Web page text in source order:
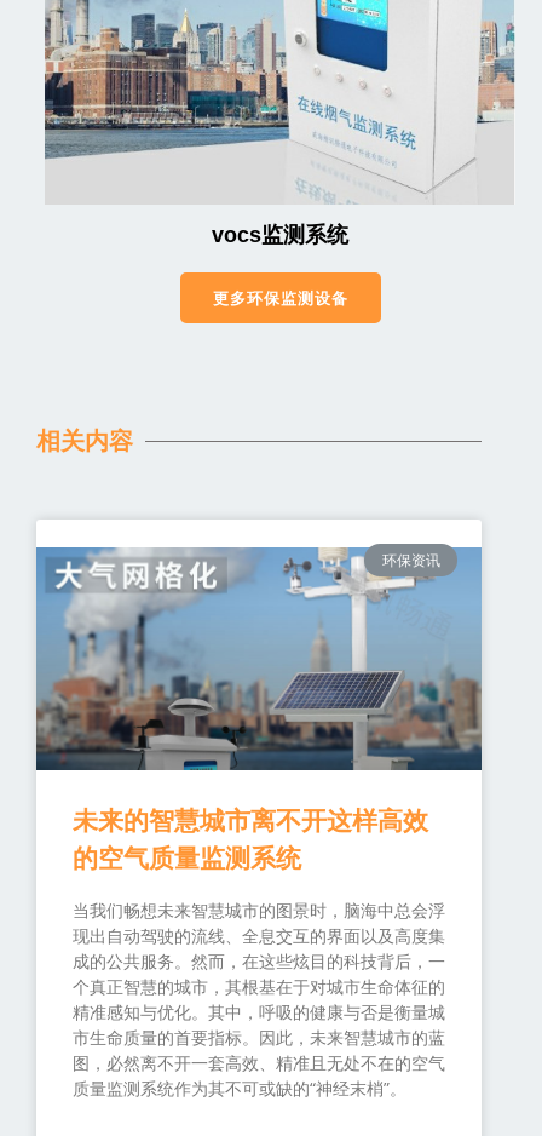
vocs监测系统
更多环保监测设备
相关内容
环保资讯
未来的智慧城市离不开这样高效
的空气质量监测系统
当我们畅想未来智慧城市的图景时，脑海中总会浮
现出自动驾驶的流线、全息交互的界面以及高度集
成的公共服务。然而，在这些炫目的科技背后，一
个真正智慧的城市，其根基在于对城市生命体征的
精准感知与优化。其中，呼吸的健康与否是衡量城
市生命质量的首要指标。因此，未来智慧城市的蓝
图，必然离不开一套高效、精准且无处不在的空气
质量监测系统作为其不可或缺的“神经末梢”。